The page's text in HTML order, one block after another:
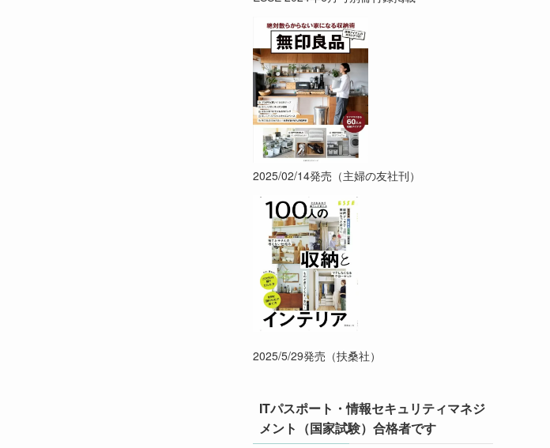
2025/02/14発売（主婦の友社刊）
2025/5/29発売（扶桑社）
ITパスポート・情報セキュリティマネジ
メント（国家試験）合格者です